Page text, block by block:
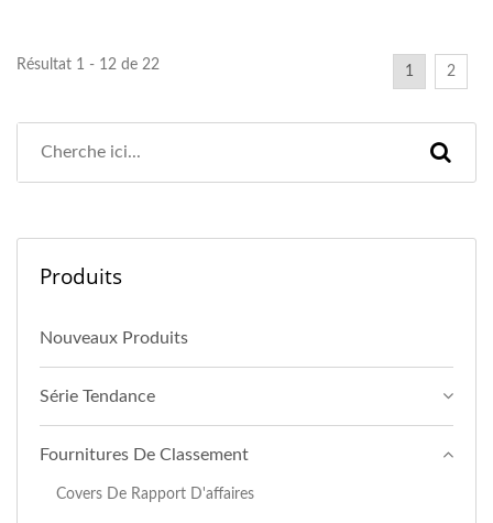
Résultat 1 - 12 de 22 1 2
Produits
Nouveaux Produits
Série Tendance
Fournitures De Classement
Covers De Rapport D'affaires